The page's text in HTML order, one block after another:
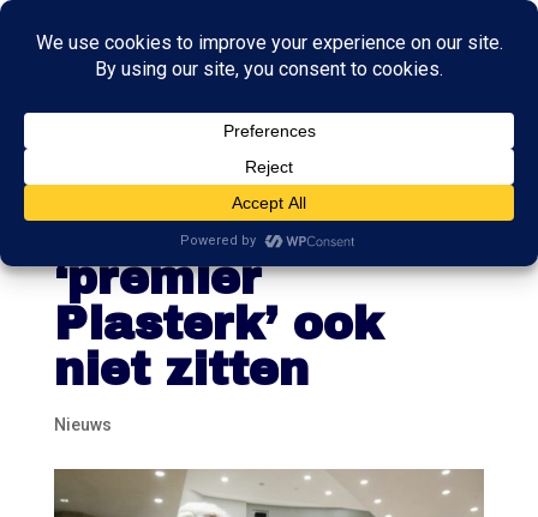
Jongeren van de
VVD zien
‘premier
Plasterk’ ook
niet zitten
Nieuws